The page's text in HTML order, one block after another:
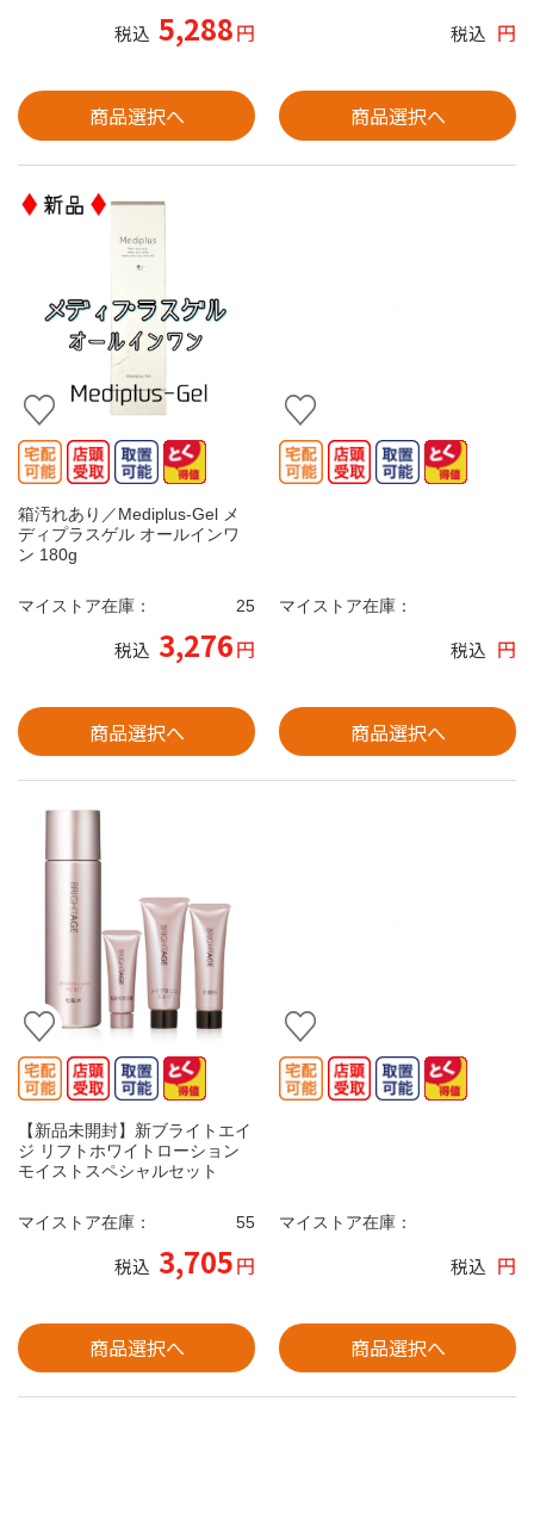
税込 5,288円
商品選択へ
税込 円
商品選択へ
箱汚れあり／Mediplus-Gel メ
ディプラスゲル オールインワ
ン 180g
マイストア在庫： 25
税込 3,276円
商品選択へ
マイストア在庫：
税込 円
商品選択へ
【新品未開封】新ブライトエイ
ジ リフトホワイトローション
モイストスペシャルセット
マイストア在庫： 55
税込 3,705円
商品選択へ
マイストア在庫：
税込 円
商品選択へ